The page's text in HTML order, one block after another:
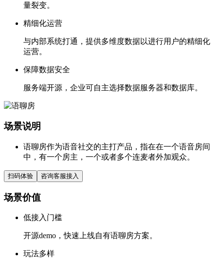
量裂变。
精细化运营
与内部系统打通，提供多维度数据以进行用户的精细化
运营。
保障数据安全
服务端开源，企业可自主选择数据服务器和数据库。
场景说明
语聊房作为语音社交的主打产品，指在在一个语音房间
中，有一个房主，一个或者多个连麦者外加观众。
扫码体验 咨询客服接入
场景价值
低接入门槛
开源demo，快速上线自有语聊房方案。
玩法多样